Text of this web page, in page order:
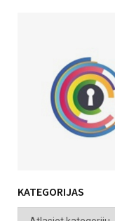
KATEGORIJAS